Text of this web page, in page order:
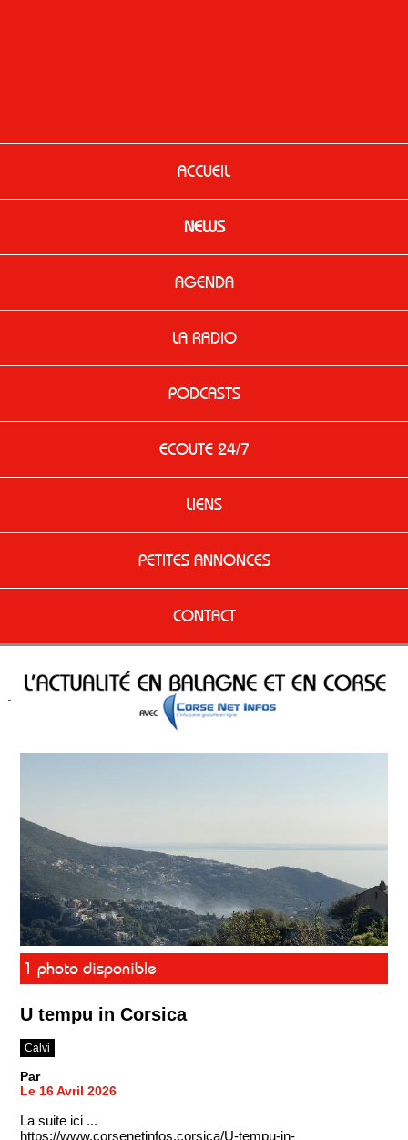
ACCUEIL
NEWS
AGENDA
LA RADIO
PODCASTS
ECOUTE 24/7
LIENS
PETITES ANNONCES
CONTACT
1 photo disponible
U tempu in Corsica
Calvi
Par
Le 16 Avril 2026
La suite ici ...
https://www.corsenetinfos.corsica/U-tempu-in-